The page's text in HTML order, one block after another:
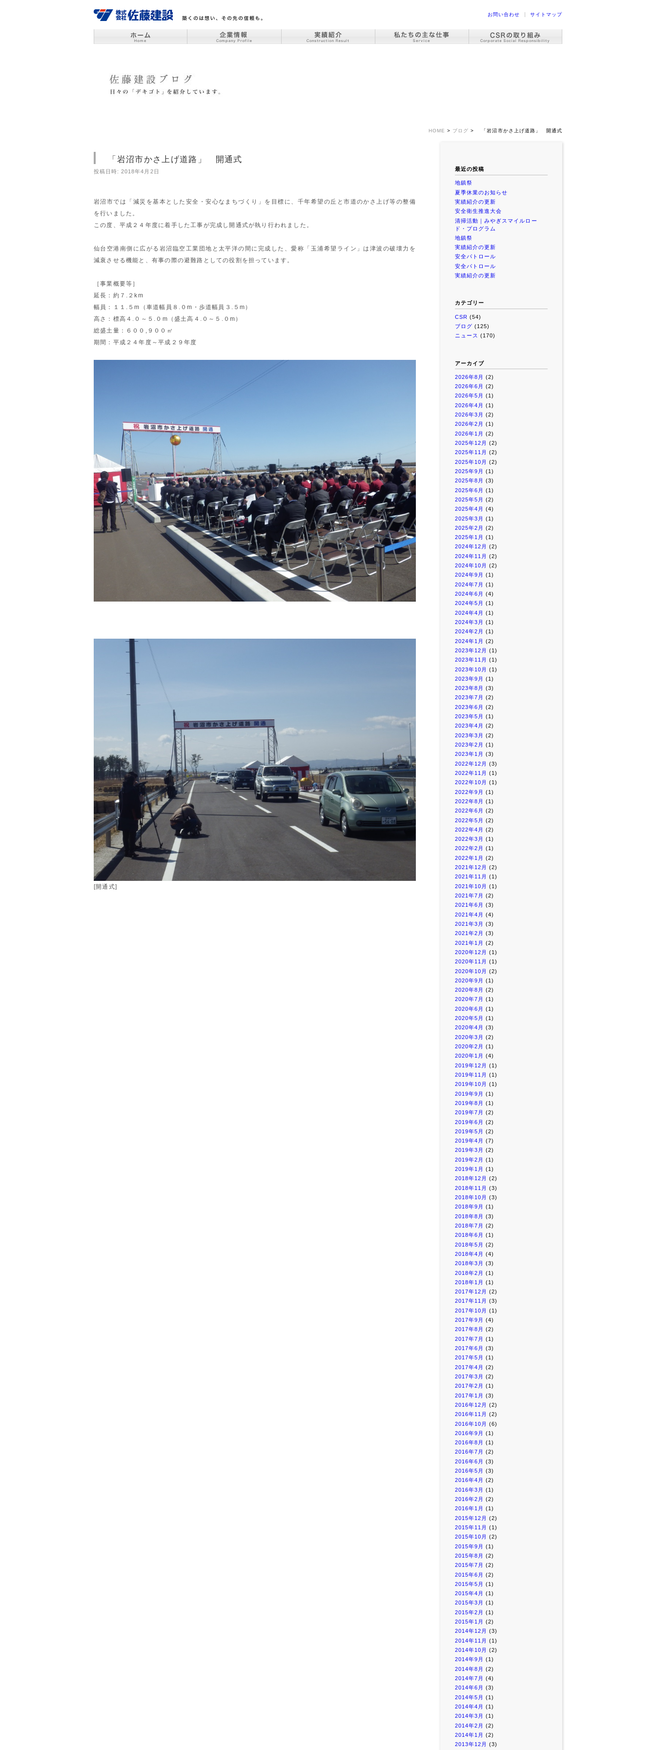
お問い合わせ サイトマップ
HOME > ブログ > 「岩沼市かさ上げ道路」 開通式
「岩沼市かさ上げ道路」 開通式
投稿日時:2018年4月2日
岩沼市では「減災を基本とした安全・安心なまちづくり」を目標に、千年希望の丘と市道のかさ上げ等の整備
を行いました。
この度、平成２４年度に着手した工事が完成し開通式が執り行われました。
仙台空港南側に広がる岩沼臨空工業団地と太平洋の間に完成した、愛称「玉浦希望ライン」は津波の破壊力を
減衰させる機能と、有事の際の避難路としての役割を担っています。
［事業概要等］
延長：約７.２km
幅員：１１.５m（車道幅員８.０m・歩道幅員３.５m）
高さ：標高４.０～５.０m（盛土高４.０～５.０m）
総盛土量：６００,９００㎥
期間：平成２４年度～平成２９年度
[開通式]
最近の投稿
地鎮祭
夏季休業のお知らせ
実績紹介の更新
安全衛生推進大会
清掃活動｜みやぎスマイルロー
ド・プログラム
地鎮祭
実績紹介の更新
安全パトロール
安全パトロール
実績紹介の更新
カテゴリー
CSR (54)
ブログ (125)
ニュース (170)
アーカイブ
2026年8月 (2)
2026年6月 (2)
2026年5月
(1)
2026年4月 (1)
2026年3月 (2)
2026年2月
(1)
2026年1月 (2)
2025年12月 (2)
2025年11月
(2)
2025年10月 (2)
2025年9月 (1)
2025年8月
(3)
2025年6月 (1)
2025年5月 (2)
2025年4月 (4)
2025年3月 (1)
2025年2月 (2)
2025年1月 (1)
2024年12月
(2)
2024年11月 (2)
2024年10月 (2)
2024年9月
(1)
2024年7月 (1)
2024年6月 (4)
2024年5月
(1)
2024年4月 (1)
2024年3月 (1)
2024年2月
(1)
2024年1月 (2)
2023年12月 (1)
2023年11月 (1)
2023年10月 (1)
2023年9月 (1)
2023年8月 (3)
2023年7月
(2)
2023年6月 (2)
2023年5月 (1)
2023年4月
(2)
2023年3月 (2)
2023年2月 (1)
2023年1月
(3)
2022年12月 (3)
2022年11月 (1)
2022年10月
(1)
2022年9月 (1)
2022年8月 (1)
2022年6月 (2)
2022年5月 (2)
2022年4月 (2)
2022年3月 (1)
2022年2月
(1)
2022年1月 (2)
2021年12月 (2)
2021年11月
(1)
2021年10月 (1)
2021年7月 (2)
2021年6月
(3)
2021年4月 (4)
2021年3月 (3)
2021年2月
(3)
2021年1月 (2)
2020年12月 (1)
2020年11月 (1)
2020年10月 (2)
2020年9月 (1)
2020年8月 (2)
2020年7月
(1)
2020年6月 (1)
2020年5月 (1)
2020年4月
(3)
2020年3月 (2)
2020年2月 (1)
2020年1月
(4)
2019年12月 (1)
2019年11月 (1)
2019年10月
(1)
2019年9月 (1)
2019年8月 (1)
2019年7月 (2)
2019年6月 (2)
2019年5月 (2)
2019年4月 (7)
2019年3月
(2)
2019年2月 (1)
2019年1月 (1)
2018年12月
(2)
2018年11月 (3)
2018年10月 (3)
2018年9月
(1)
2018年8月 (3)
2018年7月 (2)
2018年6月
(1)
2018年5月 (2)
2018年4月 (4)
2018年3月 (3)
2018年2月 (1)
2018年1月 (1)
2017年12月 (2)
2017年11月
(3)
2017年10月 (1)
2017年9月 (4)
2017年8月
(2)
2017年7月 (1)
2017年6月 (3)
2017年5月
(1)
2017年4月 (2)
2017年3月 (2)
2017年2月
(1)
2017年1月 (3)
2016年12月 (2)
2016年11月 (2)
2016年10月 (6)
2016年9月 (1)
2016年8月 (1)
2016年7月
(2)
2016年6月 (3)
2016年5月 (3)
2016年4月
(2)
2016年3月 (1)
2016年2月 (2)
2016年1月
(1)
2015年12月 (2)
2015年11月 (1)
2015年10月
(2)
2015年9月 (1)
2015年8月 (2)
2015年7月 (2)
2015年6月 (2)
2015年5月 (1)
2015年4月 (1)
2015年3月
(1)
2015年2月 (1)
2015年1月 (2)
2014年12月
(3)
2014年11月 (1)
2014年10月 (2)
2014年9月
(1)
2014年8月 (2)
2014年7月 (4)
2014年6月
(3)
2014年5月 (1)
2014年4月 (1)
2014年3月 (1)
2014年2月 (2)
2014年1月 (2)
2013年12月 (3)